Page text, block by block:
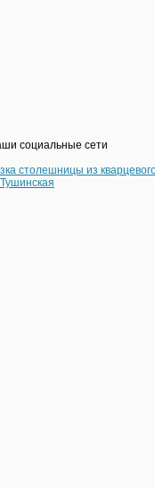
социальные сети
столешницы из